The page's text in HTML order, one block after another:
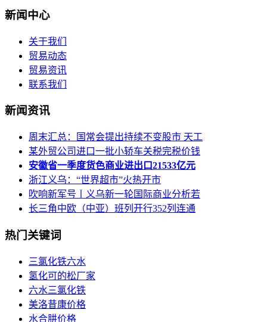
新闻中心
关于我们
贸易动态
贸易资讯
联系我们
新闻资讯
周末汇总：国常会提出持续不变股市 天工
某外贸公司进口一批小轿车关税完税价钱
安徽省一季度货色商业进出口21533亿元
浙江义乌：“世界超市”火热开市
吹响新军号丨义乌新一轮国际商业分析若
长三角中欧（中亚）班列开行352列连通
热门关键词
三氯化铁六水
氢化可的松厂家
六水三氯化铁
美洛昔康价格
水合肼价格